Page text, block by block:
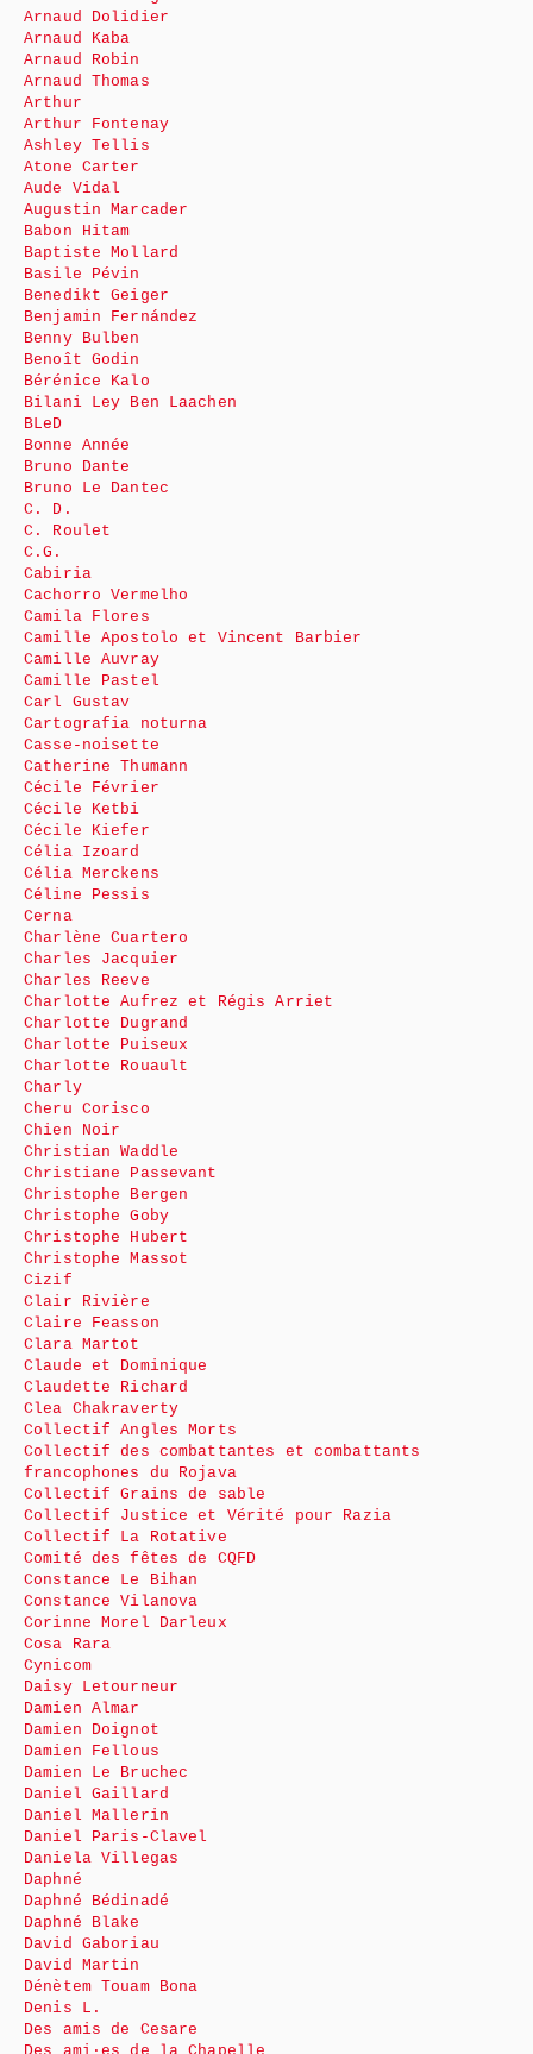
Arnaud Dolidier
Arnaud Kaba
Arnaud Robin
Arnaud Thomas
Arthur
Arthur Fontenay
Ashley Tellis
Atone Carter
Aude Vidal
Augustin Marcader
Babon Hitam
Baptiste Mollard
Basile Pévin
Benedikt Geiger
Benjamin Fernández
Benny Bulben
Benoît Godin
Bérénice Kalo
Bilani Ley Ben Laachen
BLeD
Bonne Année
Bruno Dante
Bruno Le Dantec
C. D.
C. Roulet
C.G.
Cabiria
Cachorro Vermelho
Camila Flores
Camille Apostolo et Vincent Barbier
Camille Auvray
Camille Pastel
Carl Gustav
Cartografia noturna
Casse-noisette
Catherine Thumann
Cécile Février
Cécile Ketbi
Cécile Kiefer
Célia Izoard
Célia Merckens
Céline Pessis
Cerna
Charlène Cuartero
Charles Jacquier
Charles Reeve
Charlotte Aufrez et Régis Arriet
Charlotte Dugrand
Charlotte Puiseux
Charlotte Rouault
Charly
Cheru Corisco
Chien Noir
Christian Waddle
Christiane Passevant
Christophe Bergen
Christophe Goby
Christophe Hubert
Christophe Massot
Cizif
Clair Rivière
Claire Feasson
Clara Martot
Claude et Dominique
Claudette Richard
Clea Chakraverty
Collectif Angles Morts
Collectif des combattantes et combattants
francophones du Rojava
Collectif Grains de sable
Collectif Justice et Vérité pour Razia
Collectif La Rotative
Comité des fêtes de CQFD
Constance Le Bihan
Constance Vilanova
Corinne Morel Darleux
Cosa Rara
Cynicom
Daisy Letourneur
Damien Almar
Damien Doignot
Damien Fellous
Damien Le Bruchec
Daniel Gaillard
Daniel Mallerin
Daniel Paris-Clavel
Daniela Villegas
Daphné
Daphné Bédinadé
Daphné Blake
David Gaboriau
David Martin
Dénètem Touam Bona
Denis L.
Des amis de Cesare